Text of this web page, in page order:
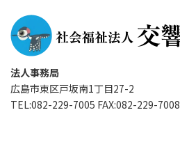
法人事務局
広島市東区戸坂南1丁目27-2
TEL:082-229-7005 FAX:082-229-7008